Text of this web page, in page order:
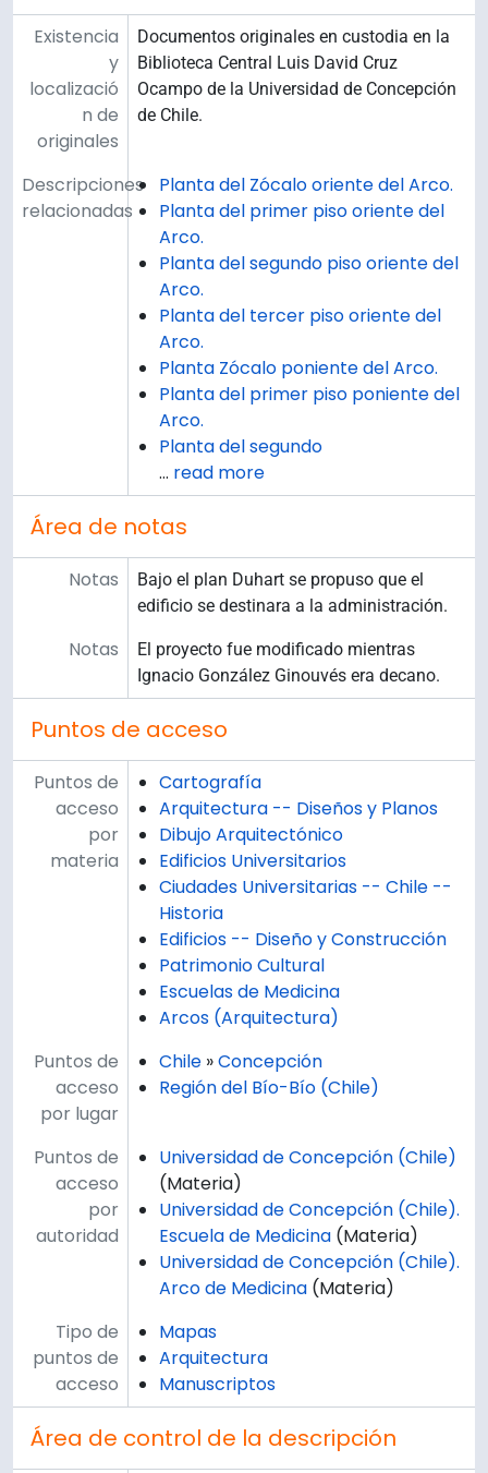
Existencia
y
localizació
n de
originales
Documentos originales en custodia en la
Biblioteca Central Luis David Cruz
Ocampo de la Universidad de Concepción
de Chile.
Descripciones
relacionadas
Planta del Zócalo oriente del Arco.
Planta del primer piso oriente del
Arco.
Planta del segundo piso oriente del
Arco.
Planta del tercer piso oriente del
Arco.
Planta Zócalo poniente del Arco.
Planta del primer piso poniente del
Arco.
Planta del segundo
… read more
Área de notas
Notas
Bajo el plan Duhart se propuso que el
edificio se destinara a la administración.
Notas
El proyecto fue modificado mientras
Ignacio González Ginouvés era decano.
Puntos de acceso
Puntos de
acceso
por
materia
Cartografía
Arquitectura -- Diseños y Planos
Dibujo Arquitectónico
Edificios Universitarios
Ciudades Universitarias -- Chile --
Historia
Edificios -- Diseño y Construcción
Patrimonio Cultural
Escuelas de Medicina
Arcos (Arquitectura)
Puntos de
acceso
por lugar
Chile »Concepción
Región del Bío-Bío (Chile)
Puntos de
acceso
por
autoridad
Universidad de Concepción (Chile)
(Materia)
Universidad de Concepción (Chile).
Escuela de Medicina (Materia)
Universidad de Concepción (Chile).
Arco de Medicina (Materia)
Tipo de
puntos de
acceso
Mapas
Arquitectura
Manuscriptos
Área de control de la descripción